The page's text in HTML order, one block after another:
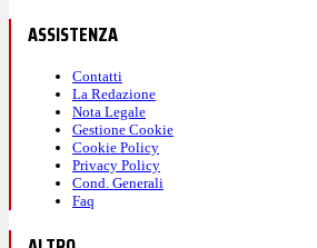
ASSISTENZA
Contatti
La Redazione
Nota Legale
Gestione Cookie
Cookie Policy
Privacy Policy
Cond. Generali
Faq